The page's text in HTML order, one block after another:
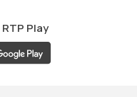
RTP Play